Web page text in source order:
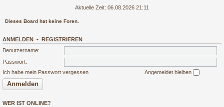
Aktuelle Zeit: 06.08.2026 21:11
Dieses Board hat keine Foren.
ANMELDEN • REGISTRIEREN
Benutzername:
Passwort:
Ich habe mein Passwort vergessen
Angemeldet bleiben
WER IST ONLINE?